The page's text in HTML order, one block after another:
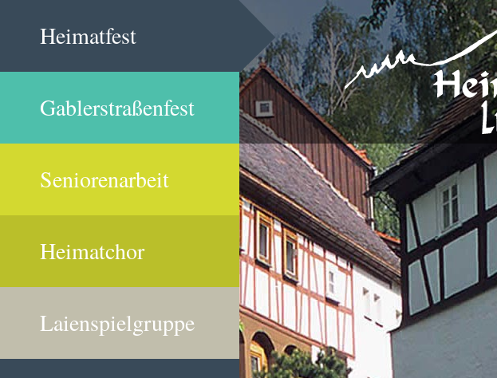
Heimatfest
Gablerstraßenfest
Seniorenarbeit
Heimatchor
Laienspielgruppe